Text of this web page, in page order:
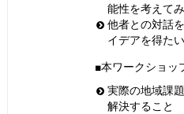
能性を考えて
他者との対話
イデアを得た
■本ワークショッ
実際の地域課
解決すること